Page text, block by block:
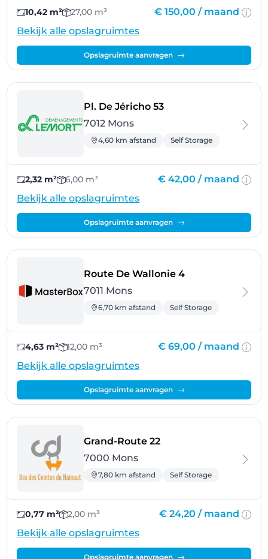
10,42 m² 27,00 m³ € 150,00 / maand
Bekijk alle opslagruimtes
Opslagruimte aanvragen
Pl. De Jéricho 53- Mons
7012 Mons
4,60 km afstand Self Storage
2,32 m² 6,00 m³ € 42,00 / maand
Bekijk alle opslagruimtes
Opslagruimte aanvragen
Route De Wallonie 4- Mons
7011 Mons
6,70 km afstand Self Storage
4,63 m² 12,00 m³ € 69,00 / maand
Bekijk alle opslagruimtes
Opslagruimte aanvragen
Grand-Route 22- Mons
7000 Mons
7,80 km afstand Self Storage
0,77 m² 2,00 m³ € 24,20 / maand
Bekijk alle opslagruimtes
Opslagruimte aanvragen